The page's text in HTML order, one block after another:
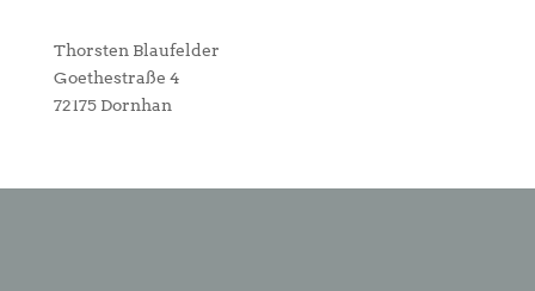
Thorsten Blaufelder
Goethestraße 4
72175 Dornhan